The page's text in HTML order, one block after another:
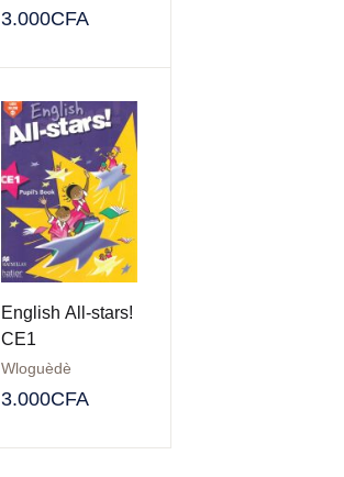
Activités de
3.000CFA
English All-stars!
CE1
Wloguèdè
3.000CFA